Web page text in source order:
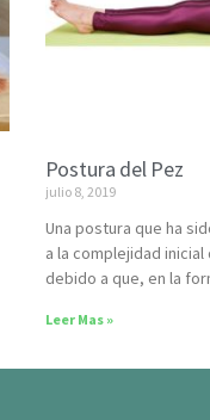
Postura del Pez
julio 8, 2019
Una postura que ha
a la complejidad
debido a que, en la
Leer Mas »